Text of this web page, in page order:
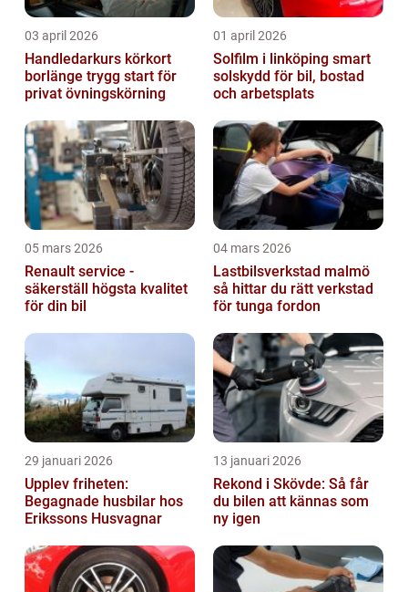
03 april 2026
Handledarkurs körkort
borlänge trygg start för
privat övningskörning
01 april 2026
Solfilm i linköping smart
solskydd för bil, bostad
och arbetsplats
05 mars 2026
Renault service -
säkerställ högsta kvalitet
för din bil
04 mars 2026
Lastbilsverkstad malmö
så hittar du rätt verkstad
för tunga fordon
29 januari 2026
Upplev friheten:
Begagnade husbilar hos
Erikssons Husvagnar
13 januari 2026
Rekond i Skövde: Så får
du bilen att kännas som
ny igen